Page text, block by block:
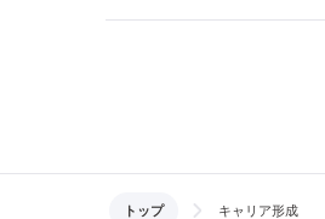
トップ キャリア形成